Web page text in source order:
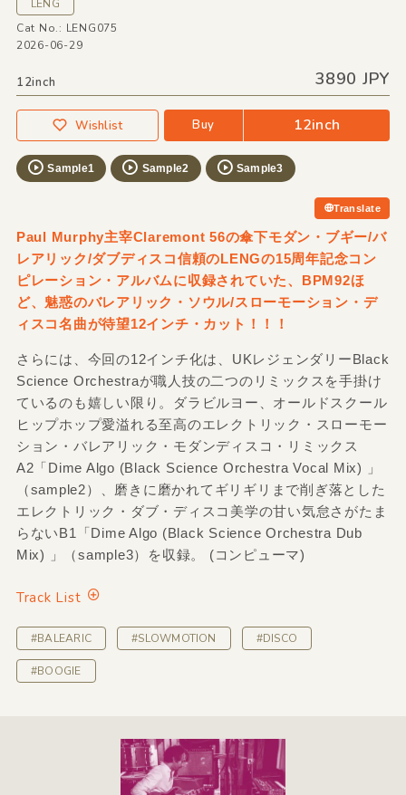
LENG
Cat No.: LENG075
2026-06-29
12inch 3890 JPY
Wishlist Buy 12inch
Sample1 Sample2 Sample3
Translate
Paul Murphy主宰Claremont 56の傘下モダン・ブギー/バ
レアリック/ダブディスコ信頼のLENGの15周年記念コン
ピレーション・アルバムに収録されていた、BPM92ほ
ど、魅惑のバレアリック・ソウル/スローモーション・デ
ィスコ名曲が待望12インチ・カット！！！
さらには、今回の12インチ化は、UKレジェンダリーBlack
Science Orchestraが職人技の二つのリミックスを手掛け
ているのも嬉しい限り。ダラビルヨー、オールドスクール
ヒップホップ愛溢れる至高のエレクトリック・スローモー
ション・バレアリック・モダンディスコ・リミックス
A2「Dime Algo (Black Science Orchestra Vocal Mix) 」
（sample2）、磨きに磨かれてギリギリまで削ぎ落とした
エレクトリック・ダブ・ディスコ美学の甘い気怠さがたま
らないB1「Dime Algo (Black Science Orchestra Dub
Mix) 」（sample3）を収録。 (コンピューマ)
Track List
#BALEARIC #SLOWMOTION #DISCO
#BOOGIE